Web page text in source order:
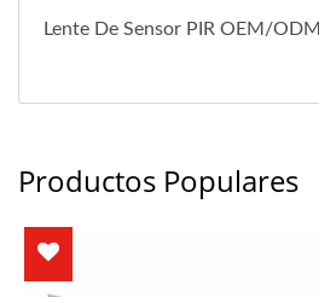
Lente De Sensor PIR OEM/ODM
Productos Populares